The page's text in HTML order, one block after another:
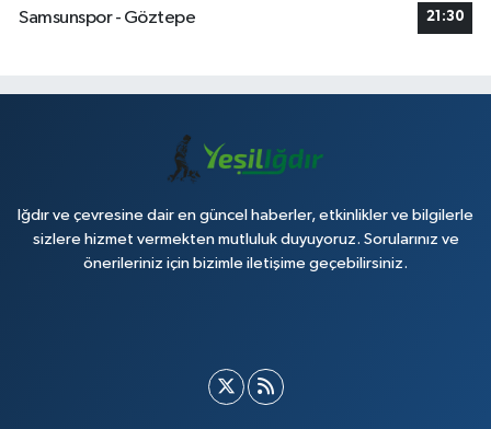
Samsunspor - Göztepe
21:30
Iğdır ve çevresine dair en güncel haberler, etkinlikler ve bilgilerle
sizlere hizmet vermekten mutluluk duyuyoruz. Sorularınız ve
önerileriniz için bizimle iletişime geçebilirsiniz.